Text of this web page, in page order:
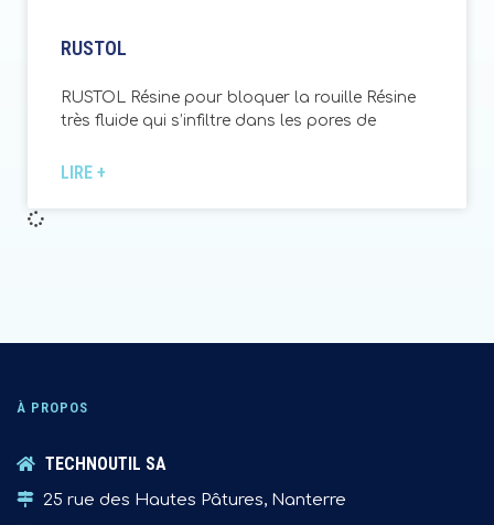
RUSTOL
RUSTOL Résine pour bloquer la rouille Résine
très fluide qui s’infiltre dans les pores de
LIRE +
À PROPOS
TECHNOUTIL SA
25 rue des Hautes Pâtures, Nanterre